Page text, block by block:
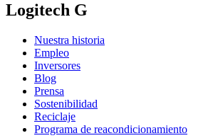
Logitech G
Nuestra historia
Empleo
Inversores
Blog
Prensa
Sostenibilidad
Reciclaje
Programa de reacondicionamiento